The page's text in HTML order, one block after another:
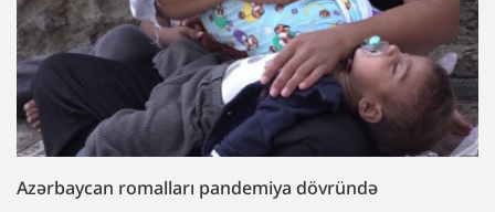
Azərbaycan romalları pandemiya dövründə